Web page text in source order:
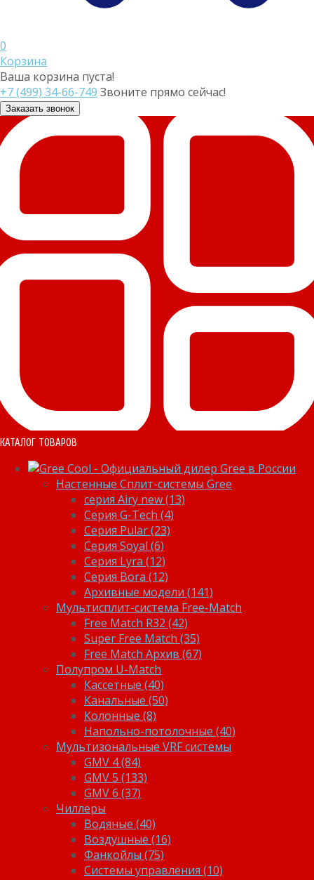
0
Корзина
Ваша корзина пуста!
+7 (499) 34-66-749 Звоните прямо сейчас!
Заказать звонок
КАТАЛОГ ТОВАРОВ
Настенные Сплит-системы Gree
серия Airy new (13)
Серия G-Tech (4)
Серия Pular (23)
Cерия Soyal (6)
Серия Lyra (12)
Серия Bora (12)
Архивные модели (141)
Мультисплит-система Free-Match
Free Match R32 (42)
Super Free Match (35)
Free Match Архив (67)
Полупром U-Match
Кассетные (40)
Канальные (50)
Колонные (8)
Напольно-потолочные (40)
Мультизональные VRF системы
GMV 4 (84)
GMV 5 (133)
GMV 6 (37)
Чиллеры
Водяные (40)
Воздушные (16)
Фанкойлы (75)
Системы управления (10)